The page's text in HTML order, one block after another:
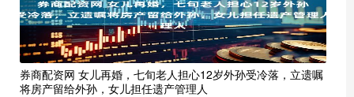
券商配资网 女儿再婚，七旬老人担心12岁外孙受冷落，立遗嘱
将房产留给外孙，女儿担任遗产管理人